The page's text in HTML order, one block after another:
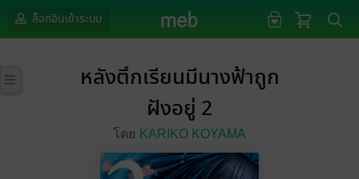
ล็อกอินเข้าระบบ
หลังตึกเรียนมีนางฟ้าถูก
ฝังอยู่ 2
โดย KARIKO KOYAMA